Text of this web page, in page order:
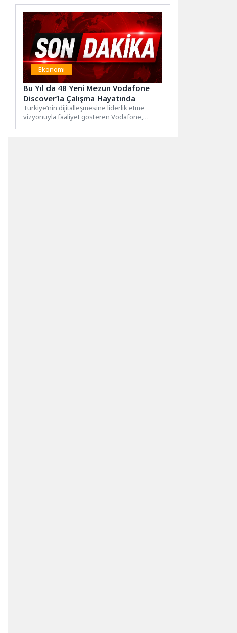
Ekonomi
Bu Yıl da 48 Yeni Mezun Vodafone
Discover’la Çalışma Hayatında
Türkiye’nin dijitalleşmesine liderlik etme
vizyonuyla faaliyet gösteren Vodafone,